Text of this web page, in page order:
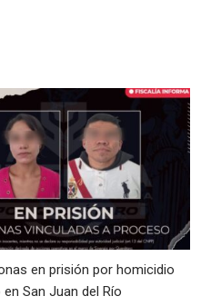
en prisión por homicidio
San Juan del Río